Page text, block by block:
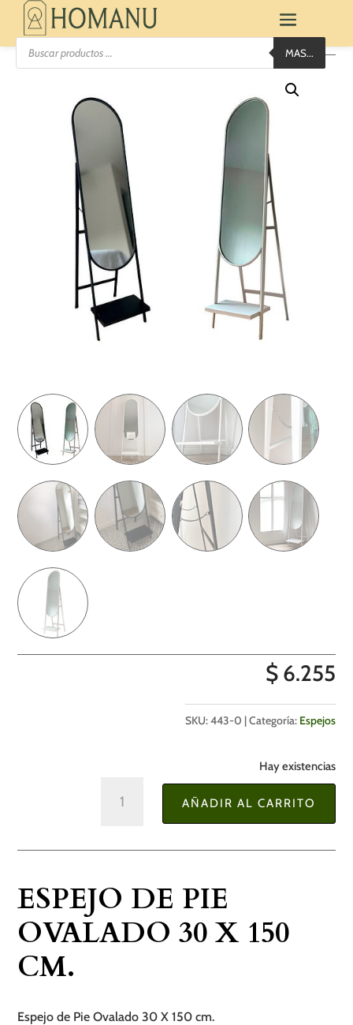
Búsqueda
productos
MAS...
$6.255
SKU:443-0 Categoría: Espejos
Hay existencias
Ovalado
X
150
cm.
AÑADIR AL CARRITO
ESPEJO DE PIE
OVALADO 30 X 150
CM.
Espejo de Pie Ovalado 30 X 150 cm.